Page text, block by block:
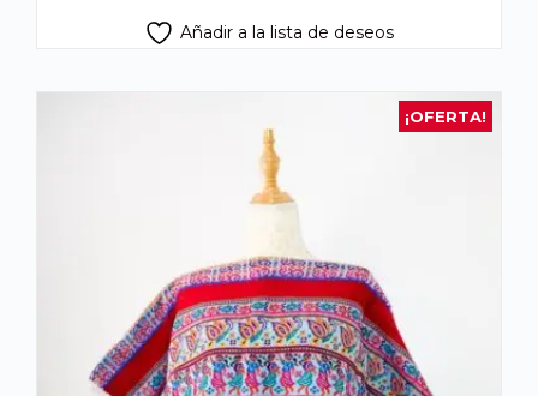
Añadir a la lista de deseos
¡OFERTA!